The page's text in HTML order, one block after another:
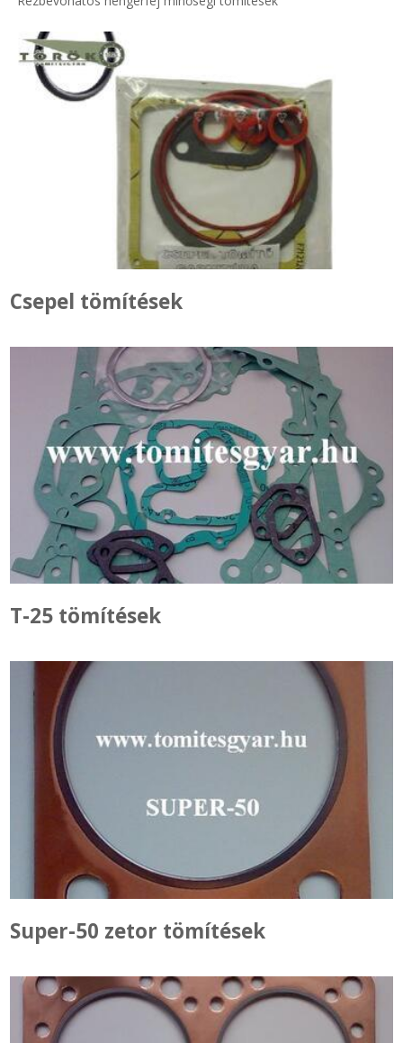
Csepel tömítések
T-25 tömítések
Super-50 zetor tömítések